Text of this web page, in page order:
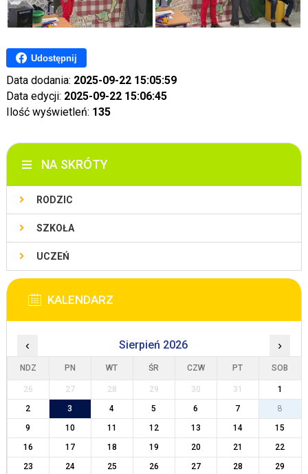
Udostępnij
Data dodania: 2025-09-22 15:05:59
Data edycji: 2025-09-22 15:06:45
Ilość wyświetleń: 135
NA SKRÓTY
RODZIC
SZKOŁA
UCZEŃ
KALENDARZ
‹ Sierpień 2026 ›
NDZ PN WT ŚR CZW PT SOB
26 27 28 29 30 31
1
2
3 4 5 6 7
8
9
10 11 12 13 14
15
16
17 18 19 20 21
22
23
24 25 26 27 28
29